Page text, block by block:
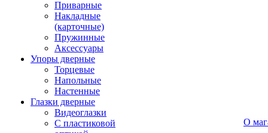
Приварные
Накладные
(карточные)
Пружинные
Аксессуары
Упоры дверные
Торцевые
Напольные
Настенные
Глазки дверные
Видеоглазки
С пластиковой
О